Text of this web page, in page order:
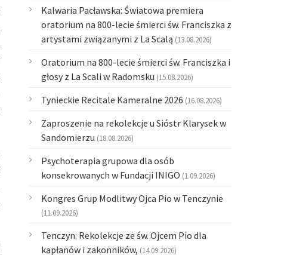
Kalwaria Pacławska: Światowa premiera
oratorium na 800-lecie śmierci św. Franciszka z
artystami związanymi z La Scalą (13.08.2026)
Oratorium na 800-lecie śmierci św. Franciszka i
głosy z La Scali w Radomsku (15.08.2026)
Tynieckie Recitale Kameralne 2026 (16.08.2026)
Zaproszenie na rekolekcje u Sióstr Klarysek w
Sandomierzu (18.08.2026)
Psychoterapia grupowa dla osób
konsekrowanych w Fundacji INIGO (1.09.2026)
Kongres Grup Modlitwy Ojca Pio w Tenczynie
(11.09.2026)
Tenczyn: Rekolekcje ze św. Ojcem Pio dla
kapłanów i zakonników, (14.09.2026)